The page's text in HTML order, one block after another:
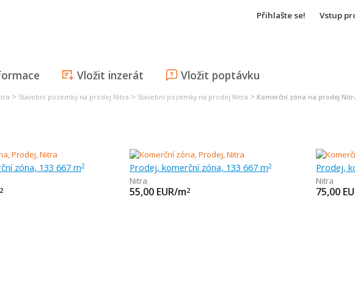
Přihlašte se! Vstup
Vložit inzerát Vložit poptávku
> Stavební pozemky na prodej Nitra > Stavební pozemky na prodej Nitra > Komerční zóna na prodej
zóna, 133 667 m2
2
Prodej, komerční zóna, 133 667 m2
Nitra
55,00 EUR/m2
Prodej,
Nitra
75,00